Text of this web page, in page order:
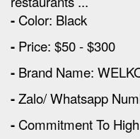
- Color: Black
- Price: $50 - $300
- Brand Name:
-Zalo/ Whatsapp
- Commitment To